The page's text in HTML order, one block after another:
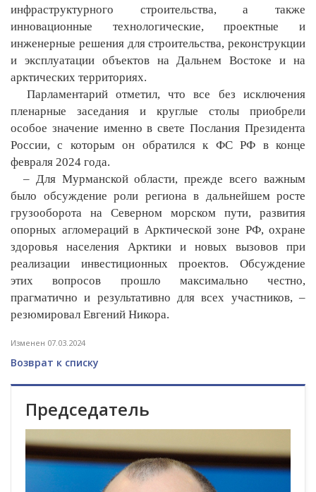
инфраструктурного строительства, а также
инновационные технологические, проектные и
инженерные решения для строительства, реконструкции
и эксплуатации объектов на Дальнем Востоке и на
арктических территориях.
Парламентарий отметил, что все без исключения
пленарные заседания и круглые столы приобрели
особое значение именно в свете Послания Президента
России, с которым он обратился к ФС РФ в конце
февраля 2024 года.
– Для Мурманской области, прежде всего важным
было обсуждение роли региона в дальнейшем росте
грузооборота на Северном морском пути, развития
опорных агломераций в Арктической зоне РФ, охране
здоровья населения Арктики и новых вызовов при
реализации инвестиционных проектов. Обсуждение
этих вопросов прошло максимально честно,
прагматично и результативно для всех участников, –
резюмировал Евгений Никора.
Изменен 07.03.2024
Возврат к списку
Председатель